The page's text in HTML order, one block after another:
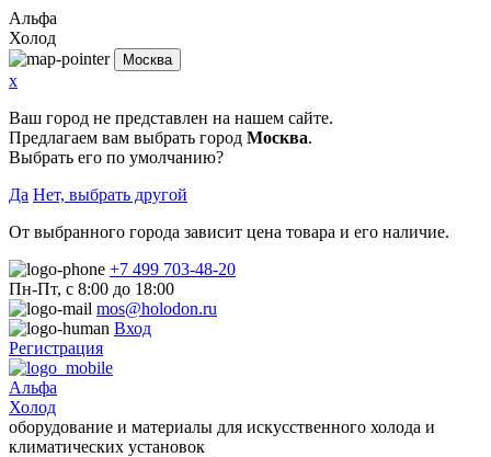
Альфа
Холод
Москва
x
Ваш город не представлен на нашем сайте.
Предлагаем вам выбрать город Москва.
Выбрать его по умолчанию?
Да Нет, выбрать другой
От выбранного города зависит цена товара и его наличие.
+7 499 703-48-20
Пн-Пт, с 8:00 до 18:00
mos@holodon.ru
Вход
Регистрация
Альфа
Холод
оборудование и материалы для искусственного холода и
климатических установок